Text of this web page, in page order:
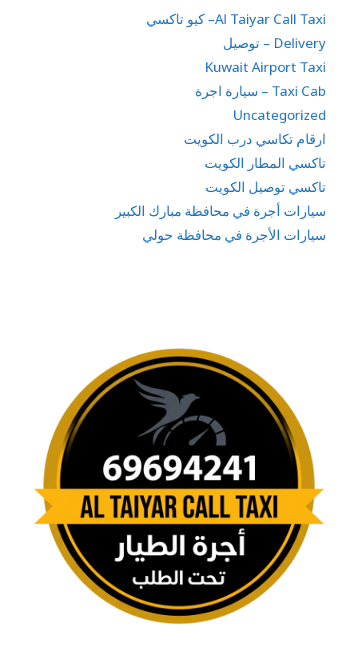
Al Taiyar Call Taxi– كيو تاكسي
Delivery – توصيل
Kuwait Airport Taxi
Taxi Cab – سيارة اجرة
Uncategorized
ارقام تكاسي درب الكويت
تاكسي المطار الكويت
تاكسي توصيل الكويت
سيارات أجرة في محافظة مبارك الكبير
سيارات الأجرة في محافظة حولي